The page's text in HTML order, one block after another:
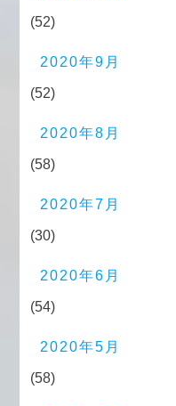
(52)
2020年9月
(52)
2020年8月
(58)
2020年7月
(30)
2020年6月
(54)
2020年5月
(58)